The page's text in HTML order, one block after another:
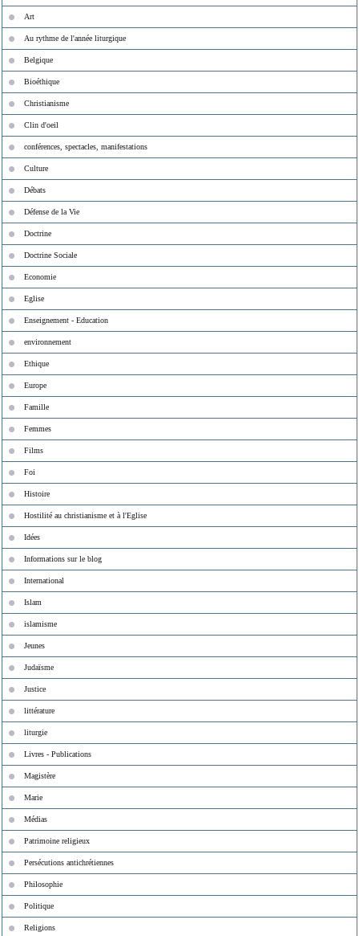
Art
Au rythme de l'année liturgique
Belgique
Bioéthique
Christianisme
Clin d'oeil
conférences, spectacles, manifestations
Culture
Débats
Défense de la Vie
Doctrine
Doctrine Sociale
Economie
Eglise
Enseignement - Education
environnement
Ethique
Europe
Famille
Femmes
Films
Foi
Histoire
Hostilité au christianisme et à l'Eglise
Idées
Informations sur le blog
International
Islam
islamisme
Jeunes
Judaïsme
Justice
littérature
liturgie
Livres - Publications
Magistère
Marie
Médias
Patrimoine religieux
Persécutions antichrétiennes
Philosophie
Politique
Religions